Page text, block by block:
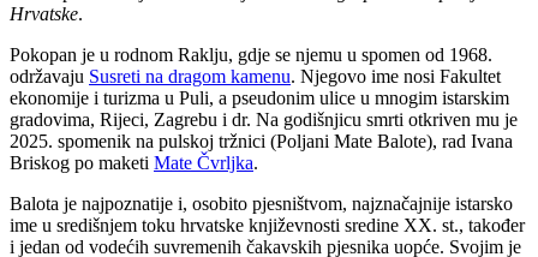
Hrvatske.
Pokopan je u rodnom Raklju, gdje se njemu u spomen od 1968.
održavaju Susreti na dragom kamenu. Njegovo ime nosi Fakultet
ekonomije i turizma u Puli, a pseudonim ulice u mnogim istarskim
gradovima, Rijeci, Zagrebu i dr. Na godišnjicu smrti otkriven mu je
2025. spomenik na pulskoj tržnici (Poljani Mate Balote), rad Ivana
Briskog po maketi Mate Čvrljka.
Balota je najpoznatije i, osobito pjesništvom, najznačajnije istarsko
ime u središnjem toku hrvatske književnosti sredine XX. st., također
i jedan od vodećih suvremenih čakavskih pjesnika uopće. Svojim je